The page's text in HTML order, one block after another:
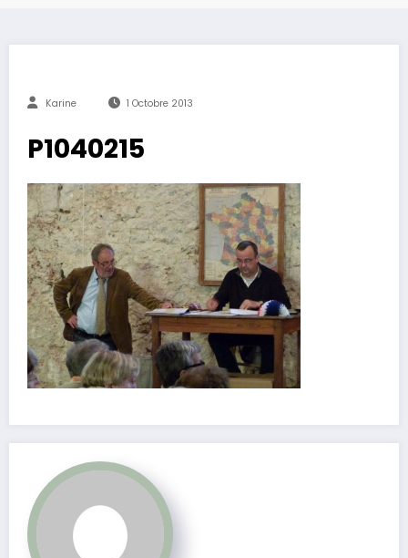
Karine 1 Octobre 2013
P1040215